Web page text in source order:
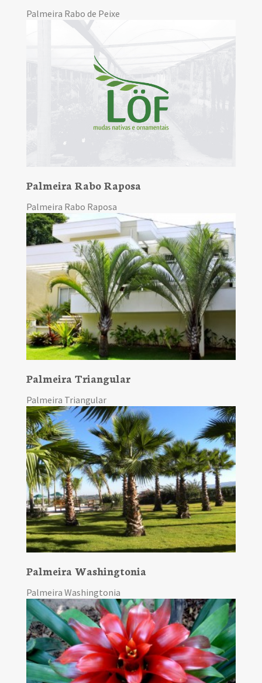
Palmeira Rabo de Peixe
Palmeira Rabo Raposa
Palmeira Rabo Raposa
Palmeira Triangular
Palmeira Triangular
Palmeira Washingtonia
Palmeira Washingtonia